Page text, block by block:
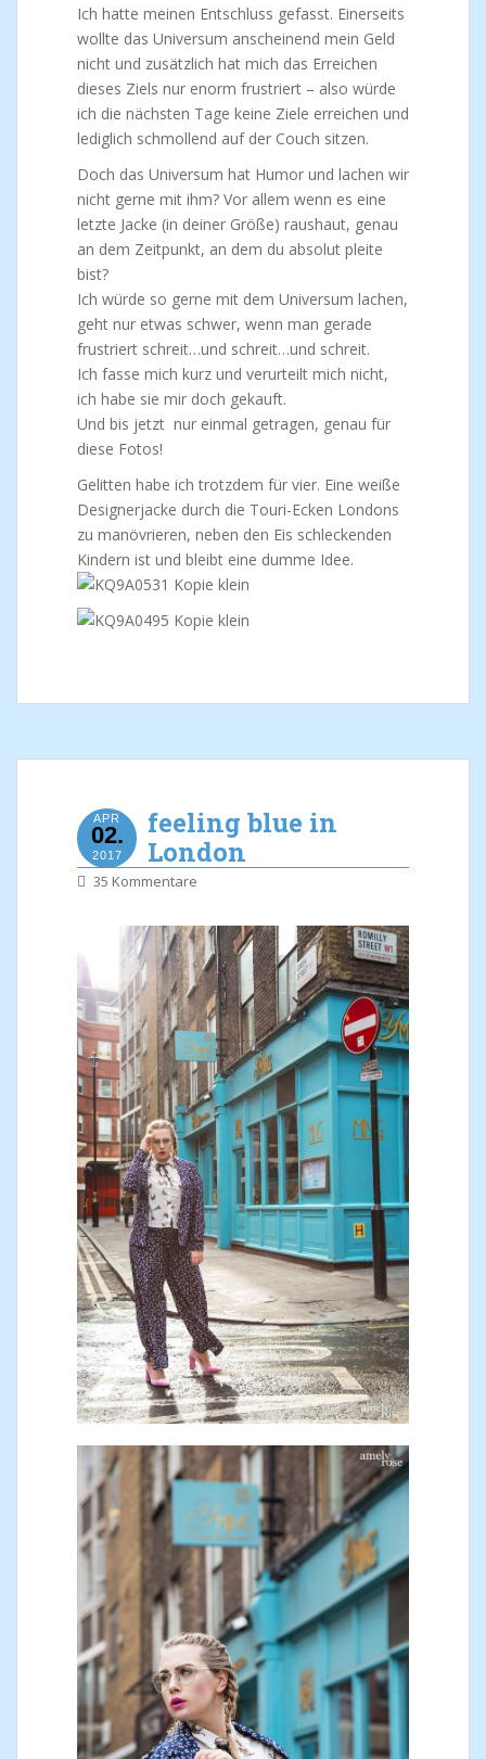
Ich hatte meinen Entschluss gefasst. Einerseits
wollte das Universum anscheinend mein Geld
nicht und zusätzlich hat mich das Erreichen
dieses Ziels nur enorm frustriert – also würde
ich die nächsten Tage keine Ziele erreichen und
lediglich schmollend auf der Couch sitzen.
Doch das Universum hat Humor und lachen wir
nicht gerne mit ihm? Vor allem wenn es eine
letzte Jacke (in deiner Größe) raushaut, genau
an dem Zeitpunkt, an dem du absolut pleite
bist?
Ich würde so gerne mit dem Universum lachen,
geht nur etwas schwer, wenn man gerade
frustriert schreit…und schreit…und schreit.
Ich fasse mich kurz und verurteilt mich nicht,
ich habe sie mir doch gekauft.
Und bis jetzt nur einmal getragen, genau für
diese Fotos!
Gelitten habe ich trotzdem für vier. Eine weiße
Designerjacke durch die Touri-Ecken Londons
zu manövrieren, neben den Eis schleckenden
Kindern ist und bleibt eine dumme Idee.
APR
02.
2017
feeling blue in
London
35 Kommentare